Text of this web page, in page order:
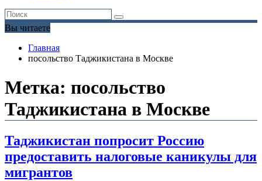
Вы читаете
Главная
посольство Таджикистана в Москве
Метка: посольство
Таджикистана в Москве
Таджикистан попросит Россию
предоставить налоговые каникулы для
мигрантов